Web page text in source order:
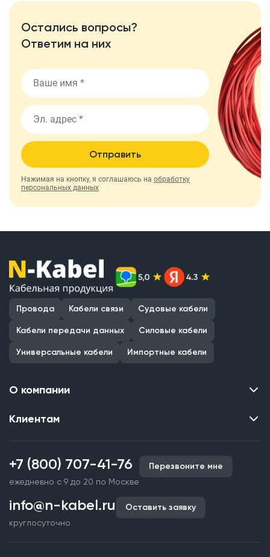
Остались вопросы?
Ответим на них
Отправить
Нажимая на кнопку, я соглашаюсь на обработку
персональных данных
Провода Кабели связи Судовые кабели
Кабели передачи данных Силовые кабели
Универсальные кабели Импортные кабели
О компании
Контакты
Наши объекты
Партнерство
Документы и реквизиты
Клиентам
Производство кабельной продукции
Срочное изготовление
Оплата и доставка
Гарантия качества
+7 (800) 707-41-76
ежедневно с 9 до 20 по Москве
Перезвоните мне
info@n-kabel.ru
круглосуточно
Оставить заявку